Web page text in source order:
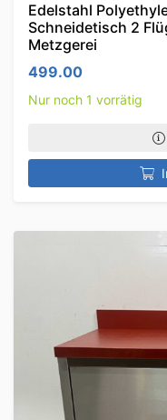
Edelstahl
Schneidetisch 2
Metzgerei
499.00
Nur noch 1 vorrätig